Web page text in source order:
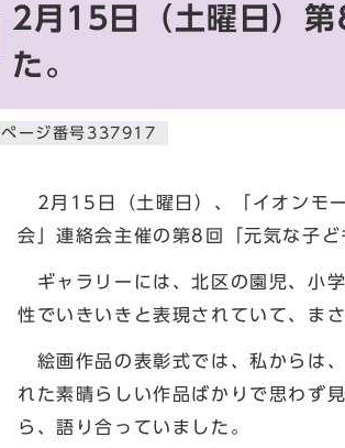
2月15日（土曜日）第
た。
ページ番号337917
2月15日（土曜日）、「イオンモ
会」連絡会主催の第8回「元気な子ど
ギャラリーには、北区の園児、小
性でいきいきと表現されていて、ま
絵画作品の表彰式では、私からは
れた素晴らしい作品ばかりで思わず
ら、語り合っていました。